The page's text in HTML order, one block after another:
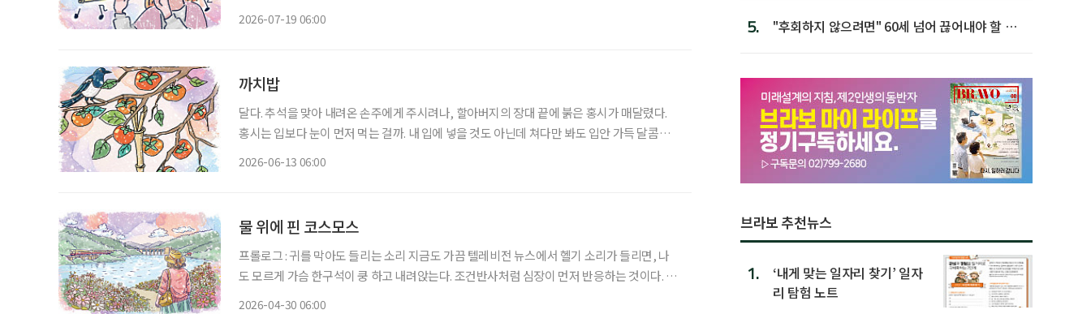
2026-07-19 06:00
까치밥
달다. 추석을 맞아 내려온 손주에게 주시려나, 할아버지의 장대 끝에 붉은 홍시가 매달렸다.
홍시는 입보다 눈이 먼저 먹는 걸까. 내 입에 넣을 것도 아닌데 쳐다만 봐도 입안 가득 달콤해
2026-06-13 06:00
물 위에 핀 코스모스
프롤로그 : 귀를 막아도 들리는 소리 지금도 가끔 텔레비전 뉴스에서 헬기 소리가 들리면, 나
도 모르게 가슴 한구석이 쿵 하고 내려앉는다. 조건반사처럼 심장이 먼저 반응하는 것이다. 강
2026-04-30 06:00
5.
"후회하지 않으려면" 60세 넘어 끊어내야 할 사
브라보 추천뉴스
1.
‘내게 맞는 일자리 찾기’ 일자
리 탐험 노트